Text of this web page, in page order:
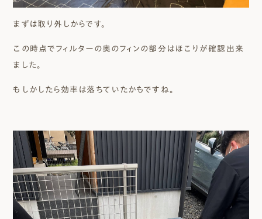
まずは取り外しからです。
この時点でフィルターの奥のフィンの部分はほこりが確認出来
ました。
もしかしたら効率は落ちていたかもですね。